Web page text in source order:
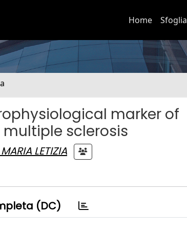
Home Sfoglia
marker of
sclerosis
LETIZIA
(DC)